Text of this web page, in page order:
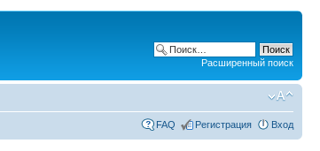
Расширенный поиск
FAQ Регистрация Вход